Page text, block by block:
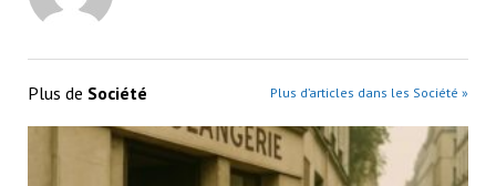
Plus de Société Plus d’articles dans les Société »